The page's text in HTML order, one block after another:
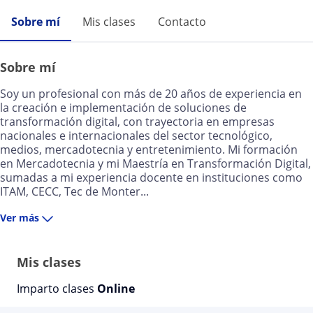
Sobre mí Mis clases Contacto
Sobre mí
Soy un profesional con más de 20 años de experiencia en
la creación e implementación de soluciones de
transformación digital, con trayectoria en empresas
nacionales e internacionales del sector tecnológico,
medios, mercadotecnia y entretenimiento. Mi formación
en Mercadotecnia y mi Maestría en Transformación Digital,
sumadas a mi experiencia docente en instituciones como
ITAM, CECC, Tec de Monter...
Ver más
Mis clases
Imparto clases Online